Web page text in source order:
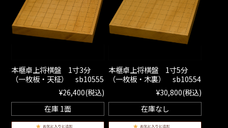
本榧卓上将棋盤 1寸3分
（一枚板・天柾） sb10555
¥26,400(税込)
在庫 1面
本榧卓上将棋盤 1寸5分
（一枚板・木裏） sb10554
¥30,800(税込)
在庫なし